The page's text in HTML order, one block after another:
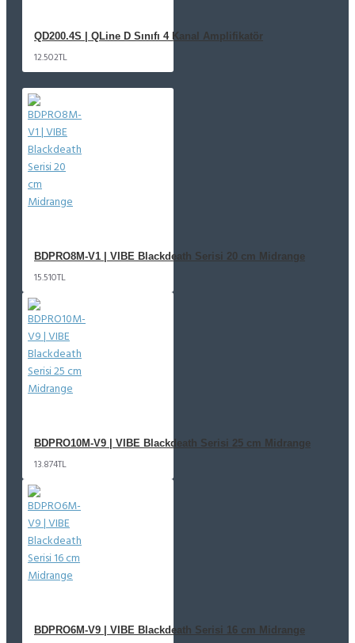
QD200.4S | QLine D Sınıfı 4 Kanal Amplifikatör
12.502TL
BDPRO8M-V1 | VIBE Blackdeath Serisi 20 cm Midrange
15.510TL
BDPRO10M-V9 | VIBE Blackdeath Serisi 25 cm Midrange
13.874TL
BDPRO6M-V9 | VIBE Blackdeath Serisi 16 cm Midrange